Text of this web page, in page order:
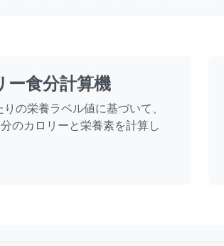
ー食分計算機
の栄養ラベル値に基づいて、
のカロリーと栄養素を計算し